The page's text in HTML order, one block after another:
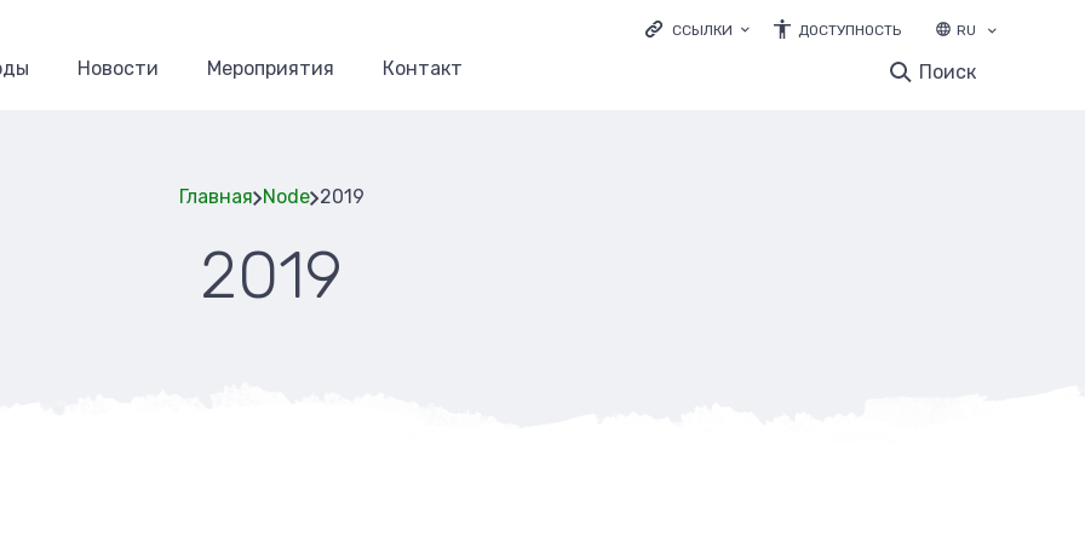
ССЫЛКИ
ДОСТУПНОСТЬ RU
Новости Мероприятия Контакт Поиск
Строка
Главная Node 2019
2019